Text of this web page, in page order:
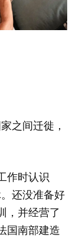
之间迁徙，
作时认识
还没准备好
，并经营了
国南部建造